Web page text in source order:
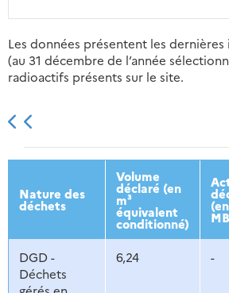
Les données présentent les
(au 31 décembre de l’année
radioactifs présents sur le site.
2013 2014
Nature des
déchets
Volume
déclaré (en
m³
équivalent
conditionné)
(en
DGD -
Déchets
6,24 -